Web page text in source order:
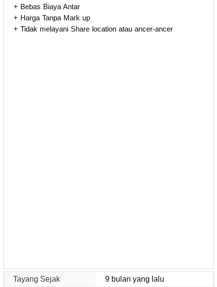
+ Bebas Biaya Antar
+ Harga Tanpa Mark up
+ Tidak melayani Share location atau ancer-ancer
Tayang Sejak 9 bulan yang lalu